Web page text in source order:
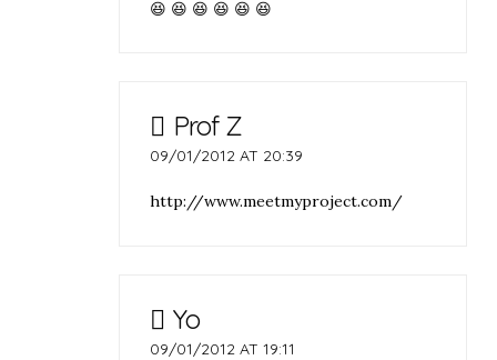
😆 😆 😆 😆 😆 😆
Prof Z
09/01/2012 AT 20:39
http://www.meetmyproject.com/
Yo
09/01/2012 AT 19:11